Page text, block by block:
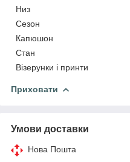
Низ
Сезон
Капюшон
Стан
Візерунки і принти
Приховати
Умови доставки
Нова Пошта